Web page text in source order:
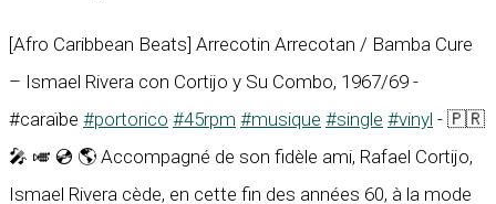
[Afro Caribbean Beats] Arrecotin Arrecotan / Bamba Cure
– Ismael Rivera con Cortijo y Su Combo, 1967/69 -
#caraïbe #portorico #45rpm #musique #single #vinyl - 🇵🇷
🎤 🎺 💿 🌎 Accompagné de son fidèle ami, Rafael Cortijo,
Ismael Rivera cède, en cette fin des années 60, à la mode